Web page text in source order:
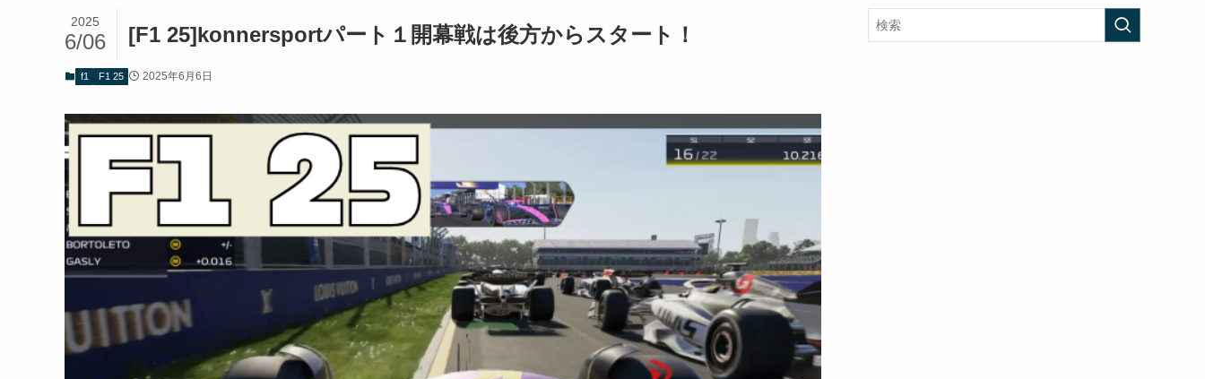
[F1 25]konnersportパート１開幕戦は後方からスタート！
2025
6/06
f1 F1 25 2025年6月6日